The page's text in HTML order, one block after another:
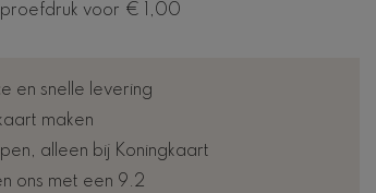
voor € 1,00
en snelle levering
maken
alleen bij Koningkaart
ons met een 9.2